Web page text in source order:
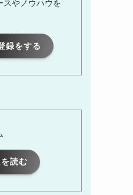
スやノウハウを
録をする
読む